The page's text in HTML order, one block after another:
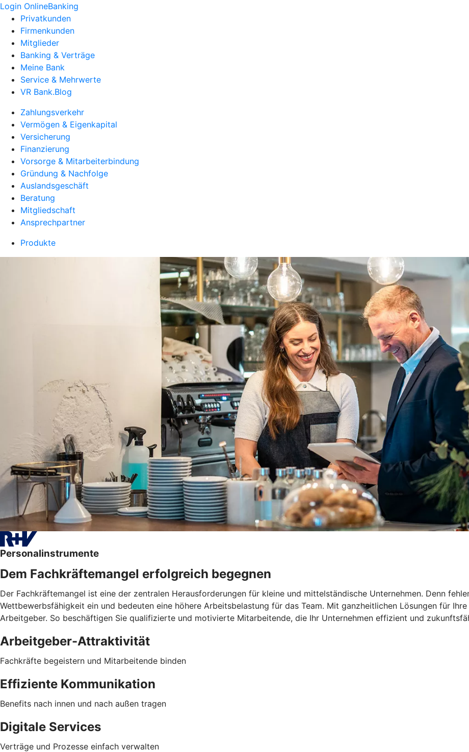
Login OnlineBanking
Privatkunden
Firmenkunden
Mitglieder
Banking & Verträge
Meine Bank
Service & Mehrwerte
VR Bank.Blog
Zahlungsverkehr
Vermögen & Eigenkapital
Versicherung
Finanzierung
Vorsorge & Mitarbeiterbindung
Gründung & Nachfolge
Auslandsgeschäft
Beratung
Mitgliedschaft
Ansprechpartner
Produkte
Personalinstrumente
Dem Fachkräftemangel erfolgreich begegnen
Der Fachkräftemangel ist eine der zentralen Herausforderungen für kleine und mittelständische Unternehmen. Denn
Wettbewerbsfähigkeit ein und bedeuten eine höhere Arbeitsbelastung für das Team. Mit ganzheitlichen Lösungen für
Arbeitgeber. So beschäftigen Sie qualifizierte und motivierte Mitarbeitende, die Ihr Unternehmen effizient und
Arbeitgeber-Attraktivität
Fachkräfte begeistern und Mitarbeitende binden
Effiziente Kommunikation
Benefits nach innen und nach außen tragen
Digitale Services
Verträge und Prozesse einfach verwalten